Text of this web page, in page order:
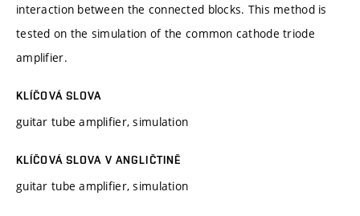
interaction between the connected blocks. This method is
tested on the simulation of the common cathode triode
amplifier.
KLÍČOVÁ SLOVA
guitar tube amplifier, simulation
KLÍČOVÁ SLOVA V ANGLIČTINĚ
guitar tube amplifier, simulation